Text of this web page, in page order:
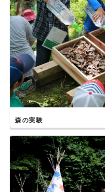
【長崎県長崎市】ながさき県民
2021年５月22日
【宮崎県国富町】法華嶽公園で
た。
2021年５月９日
【鹿児島県姶良市】住吉池公
期といたします。
2021年４月25日
【熊本県人吉市】村山公園で開
2020年10月25日
【長崎県長崎市】ながさき県民
【鹿児島県姶良市】住吉池公園
2019年11月30日
【熊本県水俣市】中尾山公園で
2019年11月16日
【佐賀県唐津市】松浦河畔公園
森の実験